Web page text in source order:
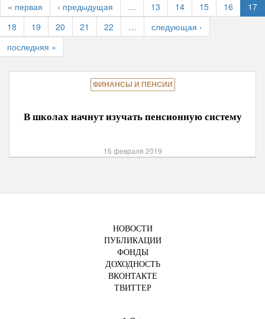
« первая ‹ предыдущая … 13 14 15 16
17
18
19 20 21 22 …
следующая ›
последняя »
ФИНАНСЫ И ПЕНСИИ
В школах начнут изучать пенсионную систему
16 февраля 2019
НОВОСТИ
ПУБЛИКАЦИИ
ФОНДЫ
ДОХОДНОСТЬ
ВКОНТАКТЕ
ТВИТТЕР